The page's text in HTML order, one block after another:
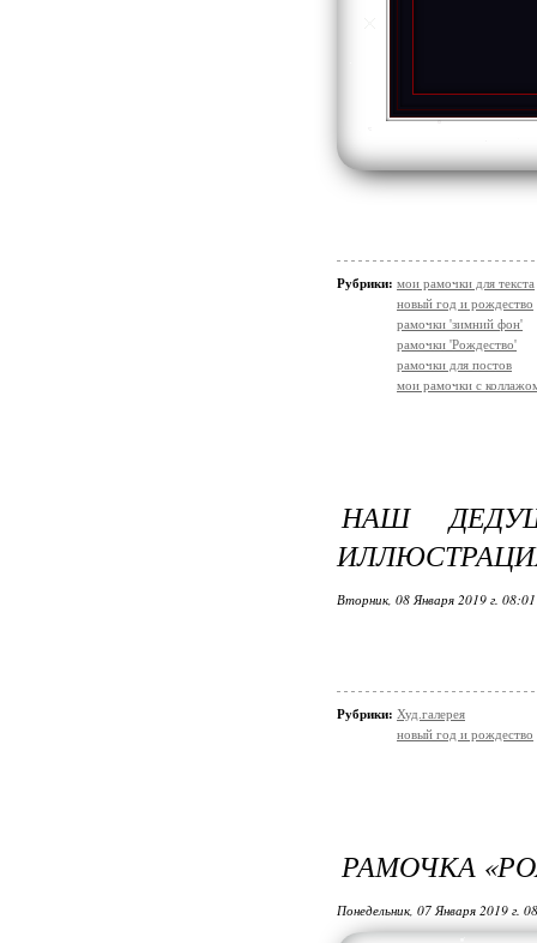
Рубрики: мои рамочки для текста
новый год и рождество
рамочки 'зимний фон'
рамочки 'Рождество'
рамочки для постов
мои рамочки с
НАШ
Вторник, 08 Января 2019 г.
Рубрики: Худ.галерея
новый год и рождество
РАМОЧКА
Понедельник, 07 Января 2019 г.